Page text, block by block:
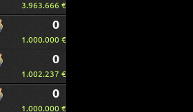
3.963.666 €
0
1.000.000 €
0
1.002.237 €
0
1.000.000 €